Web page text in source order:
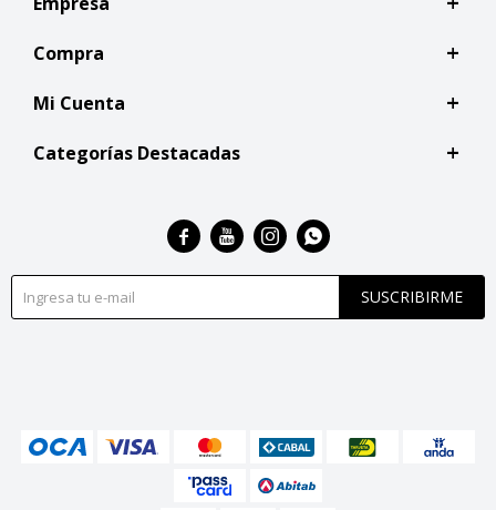
Compra
Mi Cuenta
Categorías Destacadas
SUSCRIBIRME
   